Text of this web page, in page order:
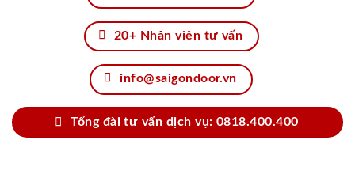
20+ Nhân viên tư vấn
info@saigondoor.vn
Tổng đài tư vấn dịch vụ: 0818.400.400